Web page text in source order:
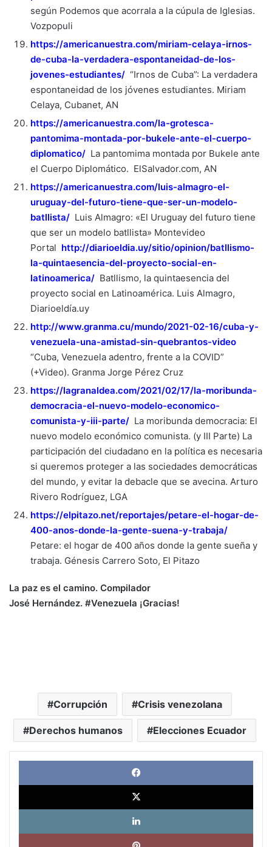
según Podemos que acorrala a la cúpula de Iglesias.
Vozpopuli
https://americanuestra.com/miriam-celaya-irnos-
de-cuba-la-verdadera-espontaneidad-de-los-
jovenes-estudiantes/ “Irnos de Cuba”: La verdadera
espontaneidad de los jóvenes estudiantes. Miriam
Celaya, Cubanet, AN
https://americanuestra.com/la-grotesca-
pantomima-montada-por-bukele-ante-el-cuerpo-
diplomatico/ La pantomima montada por Bukele ante
el Cuerpo Diplomático. ElSalvador.com, AN
https://americanuestra.com/luis-almagro-el-
uruguay-del-futuro-tiene-que-ser-un-modelo-
batllista/ Luis Almagro: «El Uruguay del futuro tiene
que ser un modelo batllista» Montevideo
Portal http://diarioeldia.uy/sitio/opinion/batllismo-
la-quintaesencia-del-proyecto-social-en-
latinoamerica/ Batllismo, la quintaesencia del
proyecto social en Latinoamérica. Luis Almagro,
Diarioeldía.uy
http://www.granma.cu/mundo/2021-02-16/cuba-y-
venezuela-una-amistad-sin-quebrantos-video
“Cuba, Venezuela adentro, frente a la COVID”
(+Video). Granma Jorge Pérez Cruz
https://lagranaldea.com/2021/02/17/la-moribunda-
democracia-el-nuevo-modelo-economico-
comunista-y-iii-parte/ La moribunda democracia: El
nuevo modelo económico comunista. (y III Parte) La
participación del ciudadano en la política es necesaria
si queremos proteger a las sociedades democráticas
del mundo, y evitar la debacle que se avecina. Arturo
Rivero Rodríguez, LGA
https://elpitazo.net/reportajes/petare-el-hogar-de-
400-anos-donde-la-gente-suena-y-trabaja/
Petare: el hogar de 400 años donde la gente sueña y
trabaja. Génesis Carrero Soto, El Pitazo
La paz es el camino. Compilador
José Hernández. #Venezuela ¡Gracias!
Corrupción Crisis venezolana
Derechos humanos Elecciones Ecuador
X